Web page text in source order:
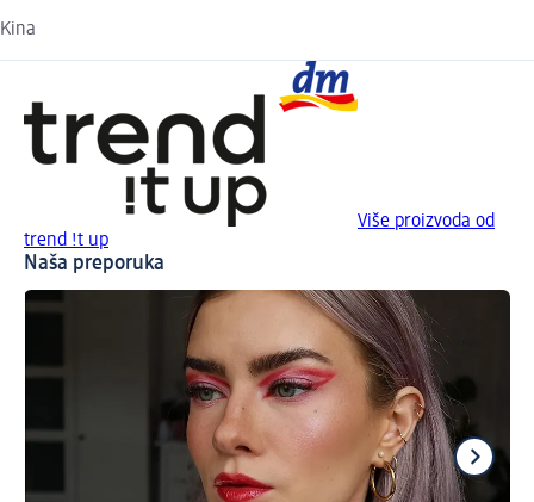
Kina
Više proizvoda od
trend !t up
Naša preporuka